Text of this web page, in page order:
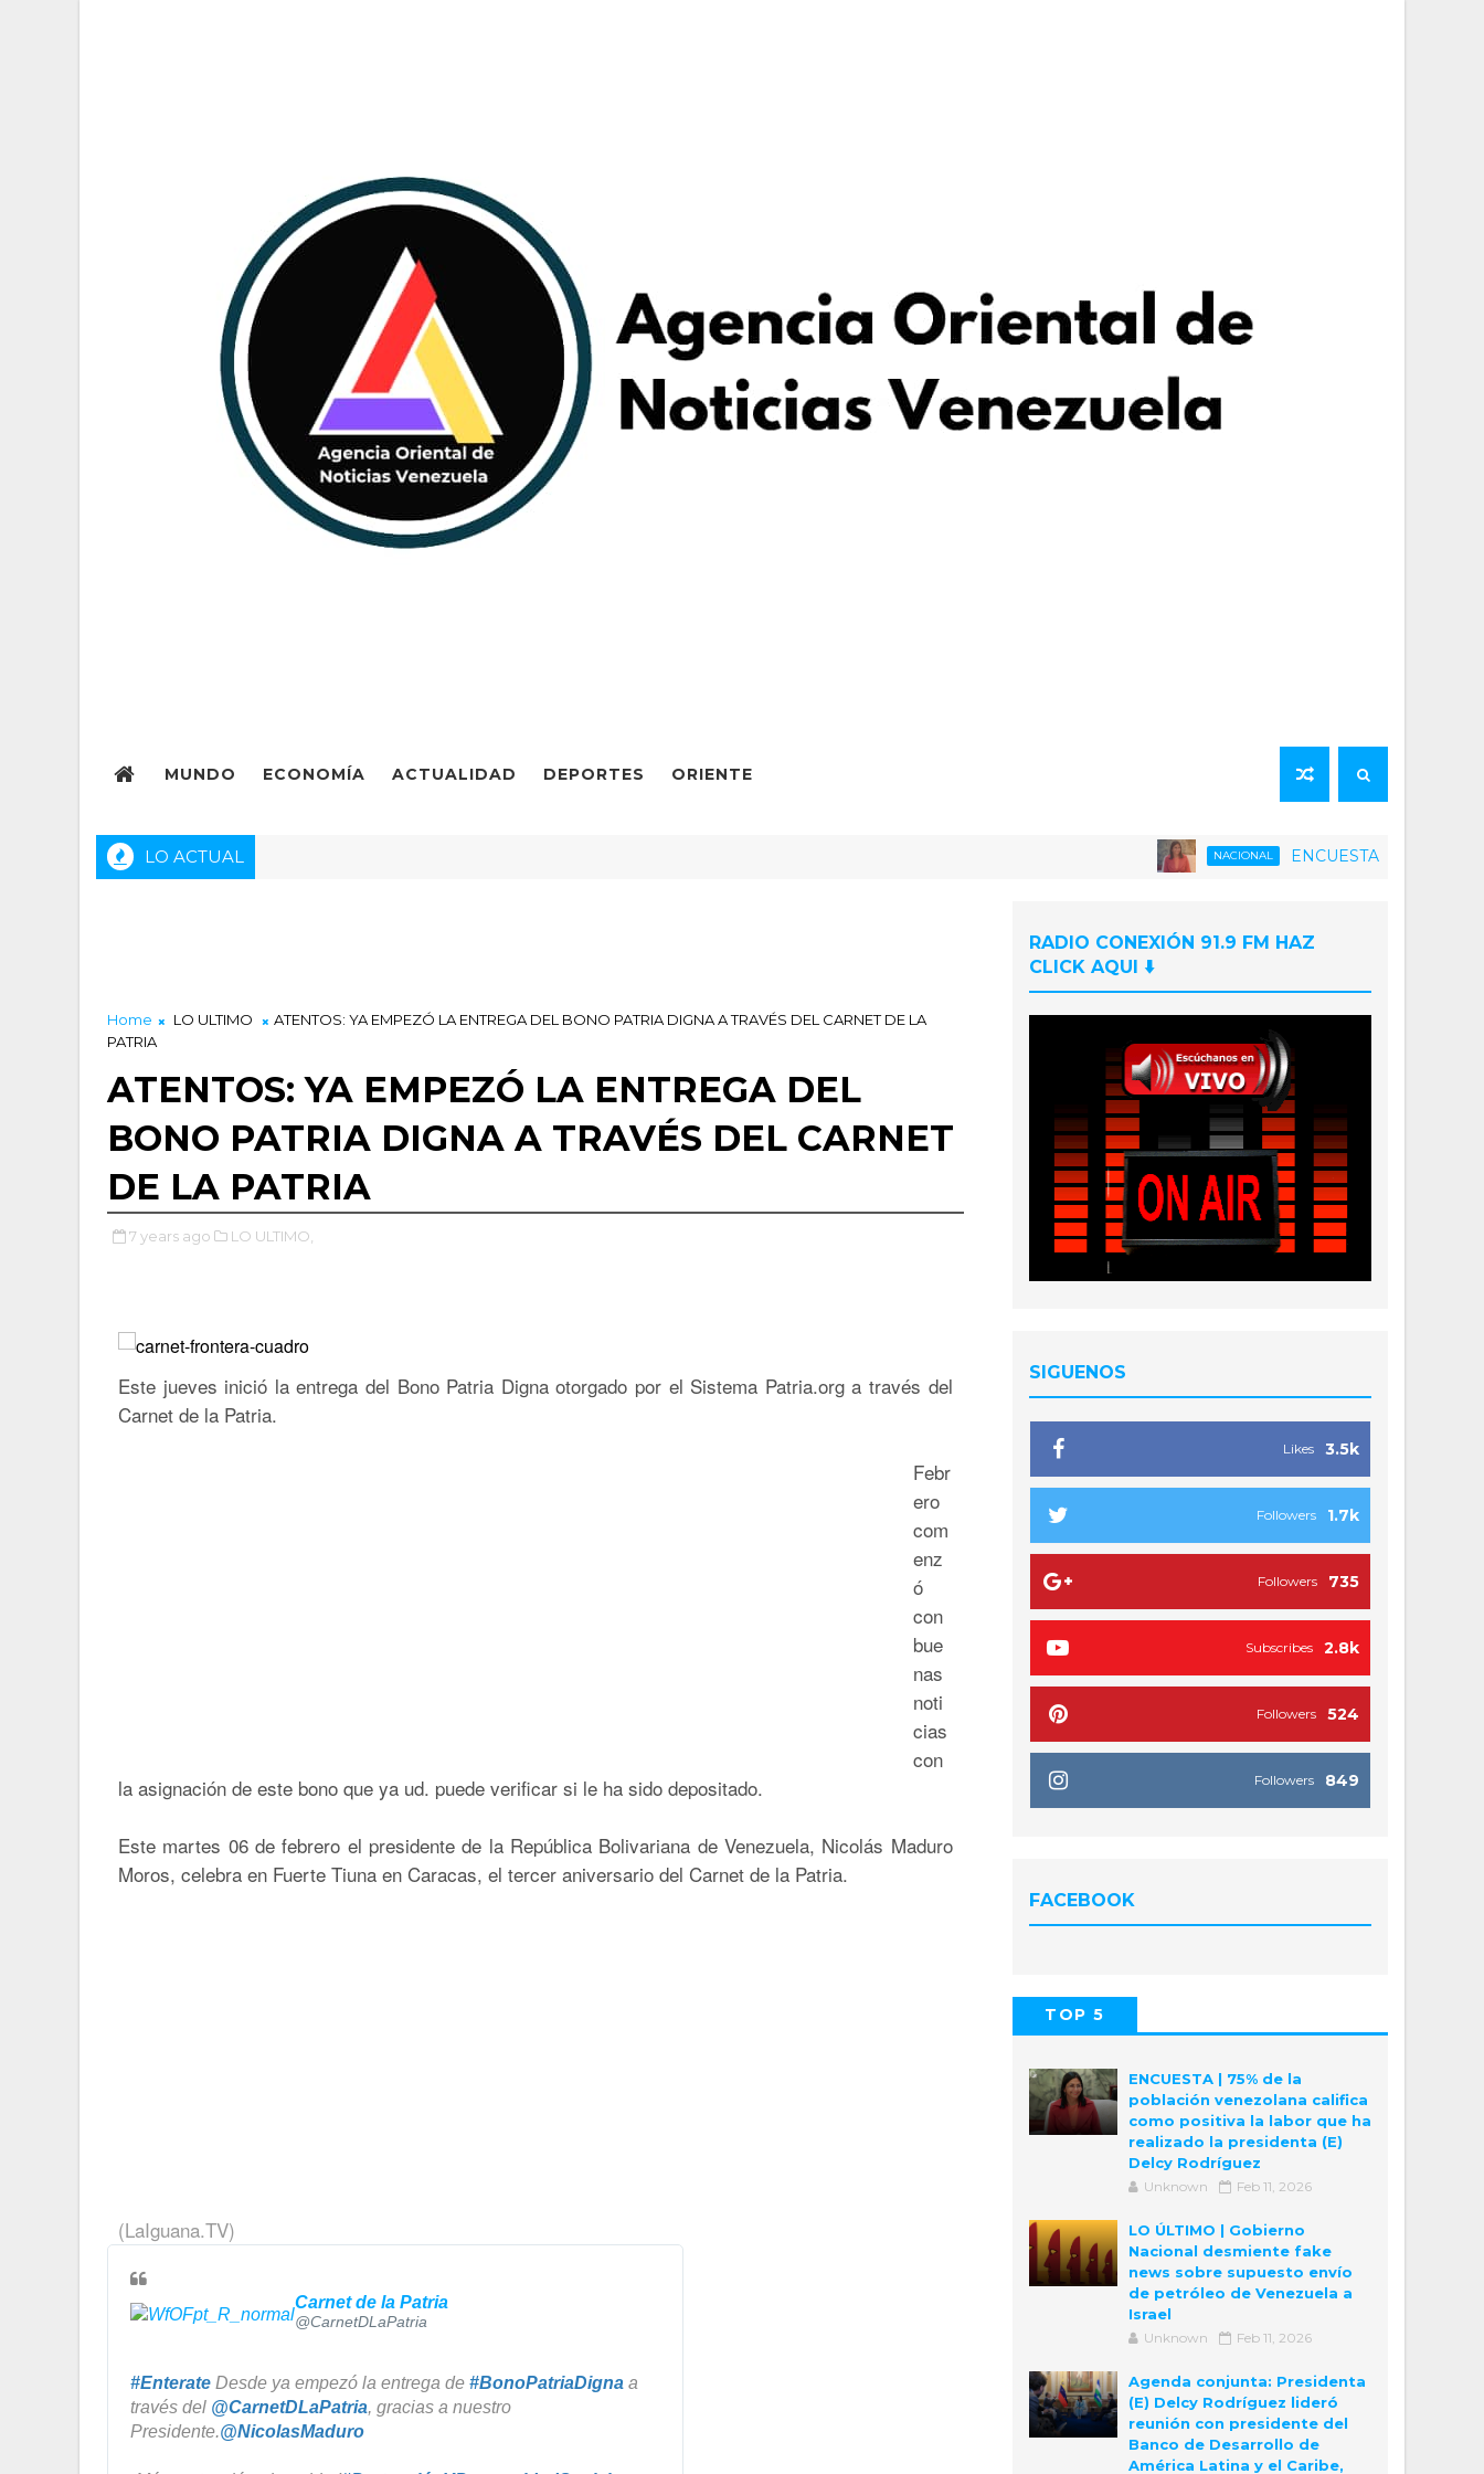
MUNDO ECONOMÍA ACTUALIDAD DEPORTES ORIENTE
LO ACTUAL NACIONAL ENCUESTA | 75% de la
Home LO ULTIMO
ATENTOS: YA EMPEZÓ LA ENTREGA DEL BONO PATRIA DIGNA A TRAVÉS DEL CARNET DE LA
PATRIA
ATENTOS: YA EMPEZÓ LA ENTREGA DEL
BONO PATRIA DIGNA A TRAVÉS DEL CARNET
DE LA PATRIA
7 years ago LO ULTIMO,
Este jueves inició la entrega del Bono Patria Digna otorgado por el Sistema Patria.org a través del
Carnet de la Patria.
Febr
ero
com
enz
ó
con
bue
nas
noti
cias
con
la asignación de este bono que ya ud. puede verificar si le ha sido depositado.
Este martes 06 de febrero el presidente de la República Bolivariana de Venezuela, Nicolás Maduro
Moros, celebra en Fuerte Tiuna en Caracas, el tercer aniversario del Carnet de la Patria.
(LaIguana.TV)
Carnet de la Patria
@CarnetDLaPatria
#Enterate Desde ya empezó la entrega de #BonoPatriaDigna a
través del @CarnetDLaPatria, gracias a nuestro
Presidente.@NicolasMaduro
RADIO CONEXIÓN 91.9 FM HAZ
CLICK AQUI ⬇️
SIGUENOS
3.5k
Likes
1.7k
Followers
735
Followers
2.8k
Subscribes
524
Followers
849
Followers
FACEBOOK
TOP 5
ENCUESTA | 75% de la
población venezolana califica
como positiva la labor que ha
realizado la presidenta (E)
Delcy Rodríguez
Unknown Feb 11, 2026
LO ÚLTIMO | Gobierno
Nacional desmiente fake
news sobre supuesto envío
de petróleo de Venezuela a
Israel
Unknown Feb 11, 2026
Agenda conjunta: Presidenta
(E) Delcy Rodríguez lideró
reunión con presidente del
Banco de Desarrollo de
América Latina y el Caribe,